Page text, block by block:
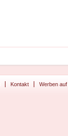
Kontakt Werben